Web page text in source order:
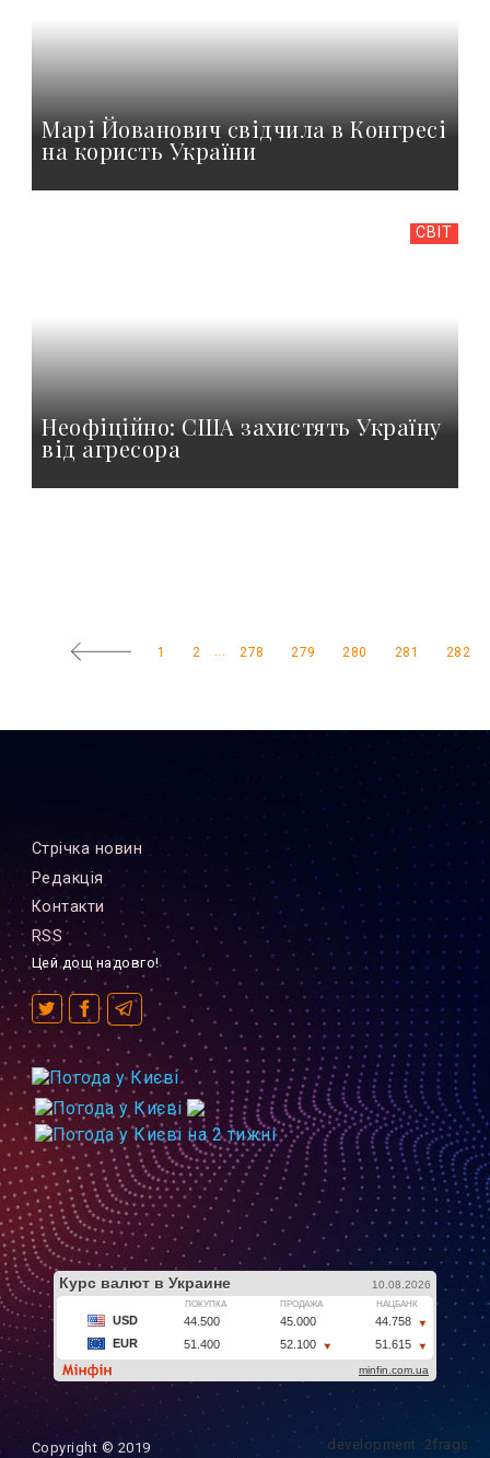
Марі Йованович свідчила в Конгресі
на користь України
СВІТ
Неофіційно: США захистять Україну
від агресора
1 2 ... 278 279 280 281 282
Стрiчка новин
Редакцiя
Контакти
RSS
Цей дощ надовго!
Copyright © 2019 development: 2frags